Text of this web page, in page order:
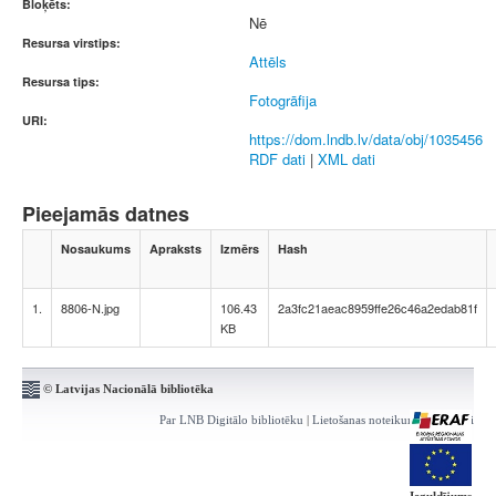
Bloķēts:
Nē
Resursa virstips:
Attēls
Resursa tips:
Fotogrāfija
URI:
https://dom.lndb.lv/data/obj/1035456
RDF dati | XML dati
Pieejamās datnes
Nosaukums Apraksts Izmērs Hash
1. 8806-N.jpg
106.43
KB
2a3fc21aeac8959ffe26c46a2edab81f
© Latvijas Nacionālā bibliotēka
Par LNB Digitālo bibliotēku | Lietošanas noteikumi | Kontakti